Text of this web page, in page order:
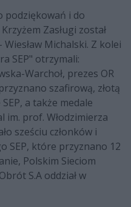
podziękowań i do
Zasługi został
Michalski. Z kolei
SEP" otrzymali:
Warchoł, prezes OR
szafirową, złotą
a także medale
im. prof. Włodzimierza
sześciu członków i
SEP, które przyznano 12
Polskim Sieciom
S.A oddział w